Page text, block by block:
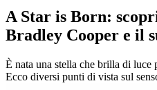
A Star is Born:
Bradley Cooper e il
È nata una stella che brilla di
Ecco diversi punti di vista sul